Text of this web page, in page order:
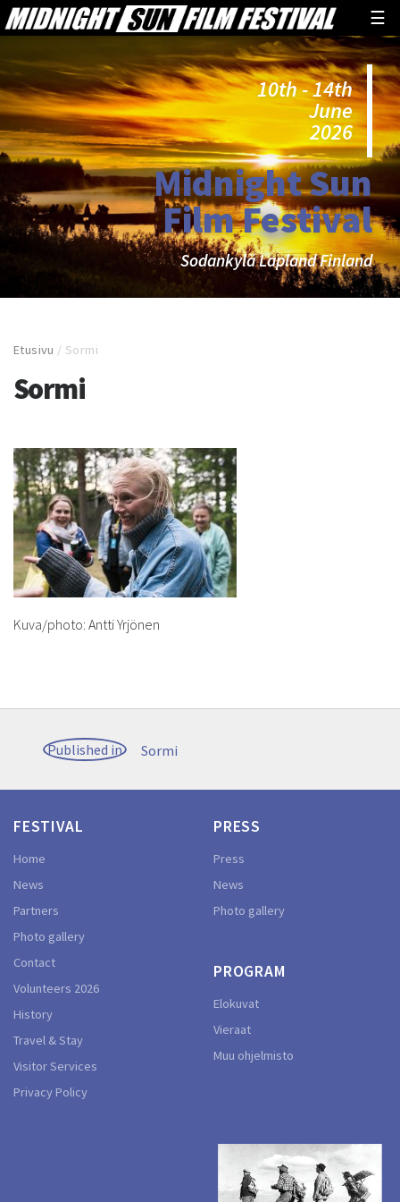
☰
10th - 14th
June
2026
Midnight Sun
Film Festival
Sodankylä Lapland Finland
Etusivu / Sormi
Sormi
Kuva/photo: Antti Yrjönen
Post
Published in Sormi
FESTIVAL
Home
News
Partners
Photo gallery
Contact
Volunteers 2026
History
Travel & Stay
Visitor Services
Privacy Policy
PRESS
Press
News
Photo gallery
PROGRAM
Elokuvat
Vieraat
Muu ohjelmisto